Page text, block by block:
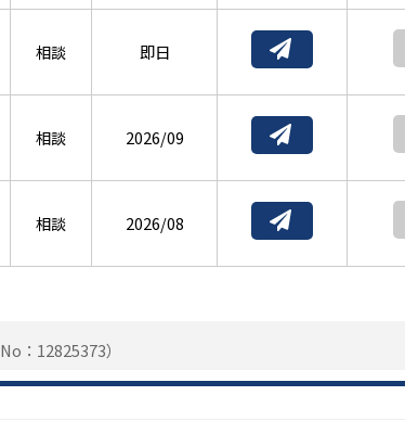
相談 即日
相談 2026/09
相談 2026/08
No：12825373）